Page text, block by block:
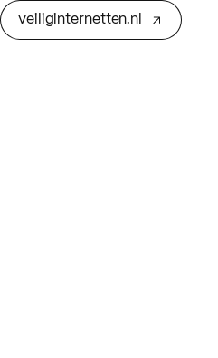
veiliginternetten.nl